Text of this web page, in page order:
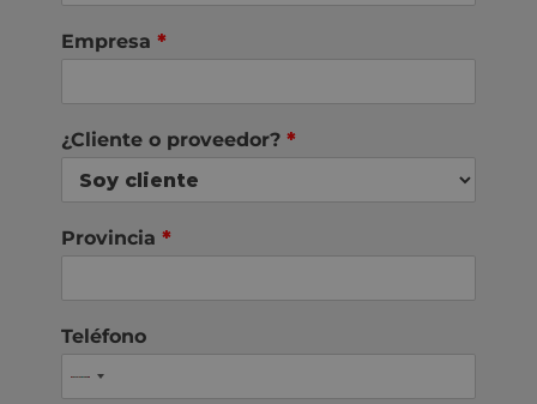
Empresa *
¿Cliente o proveedor? *
Provincia *
Teléfono